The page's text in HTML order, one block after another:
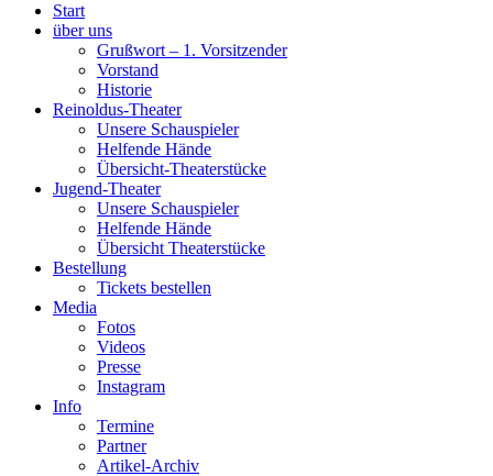
Start
über uns
Grußwort – 1. Vorsitzender
Vorstand
Historie
Reinoldus-Theater
Unsere Schauspieler
Helfende Hände
Übersicht-Theaterstücke
Jugend-Theater
Unsere Schauspieler
Helfende Hände
Übersicht Theaterstücke
Bestellung
Tickets bestellen
Media
Fotos
Videos
Presse
Instagram
Info
Termine
Partner
Artikel-Archiv